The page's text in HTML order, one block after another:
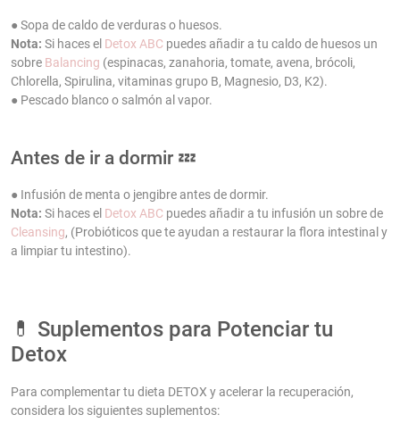
● Sopa de caldo de verduras o huesos.
Nota: Si haces el Detox ABC puedes añadir a tu caldo de huesos un
sobre Balancing (espinacas, zanahoria, tomate, avena, brócoli,
Chlorella, Spirulina, vitaminas grupo B, Magnesio, D3, K2).
● Pescado blanco o salmón al vapor.
Antes de ir a dormir 💤
● Infusión de menta o jengibre antes de dormir.
Nota: Si haces el Detox ABC puedes añadir a tu infusión un sobre de
Cleansing, (Probióticos que te ayudan a restaurar la flora intestinal y
a limpiar tu intestino).
💊 Suplementos para Potenciar tu
Detox
Para complementar tu dieta DETOX y acelerar la recuperación,
considera los siguientes suplementos: